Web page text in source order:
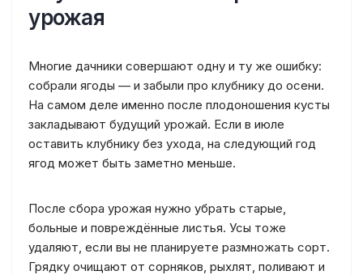
урожая
Многие дачники совершают одну и ту же ошибку:
собрали ягоды — и забыли про клубнику до осени.
На самом деле именно после плодоношения кусты
закладывают будущий урожай. Если в июле
оставить клубнику без ухода, на следующий год
ягод может быть заметно меньше.
После сбора урожая нужно убрать старые,
больные и повреждённые листья. Усы тоже
удаляют, если вы не планируете размножать сорт.
Грядку очищают от сорняков, рыхлят, поливают и